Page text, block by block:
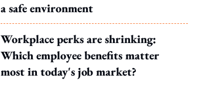
a safe environment
Workplace perks are shrinking:
Which employee benefits matter
most in today's job market?